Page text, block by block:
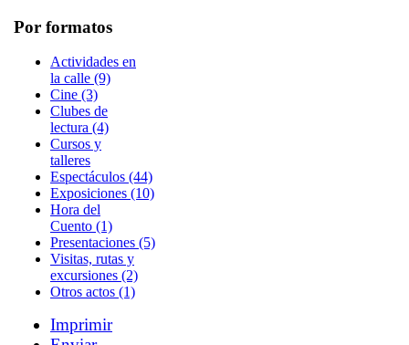
Por formatos
Actividades en
la calle (9)
Cine (3)
Clubes de
lectura (4)
Cursos y
talleres
Espectáculos (44)
Exposiciones (10)
Hora del
Cuento (1)
Presentaciones (5)
Visitas, rutas y
excursiones (2)
Otros actos (1)
Imprimir